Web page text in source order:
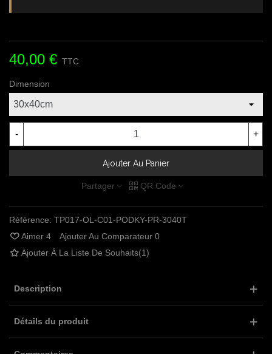
40,00 € TTC
Dimension
- +
Ajouter Au Panier
Partager QR Code
Référence: TP017-OL-C01-PODKY-PR-3040T
Aimer 4 Ajouter Au Comparateur 0
Ajouter À La Liste De Souhaits(1)
Description
Détails du produit